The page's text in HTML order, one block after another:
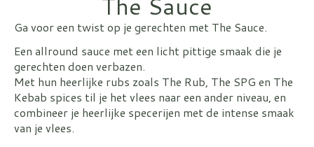
Ga voor een twist op je gerechten met The Sauce.
Een allround sauce met een licht pittige smaak die je
gerechten doen verbazen.
Met hun heerlijke rubs zoals The Rub, The SPG en The
Kebab spices til je het vlees naar een ander niveau, en
combineer je heerlijke specerijen met de intense smaak
van je vlees.